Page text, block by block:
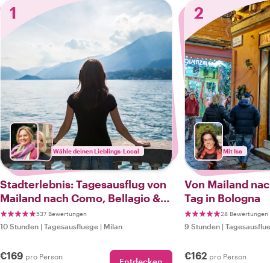
1
Wähle deinen Lieblings-Local
Stadterlebnis: Tagesausflug von
Mailand nach Como, Bellagio &
Lugano537 Bewertungen
10 Stunden | Tagesausfluege | Milan
€169 pro Person
2
Mit Isa
Von Mailand
Tag in Bologna
28 Bewertungen
9 Stunden |
€162 pro Person